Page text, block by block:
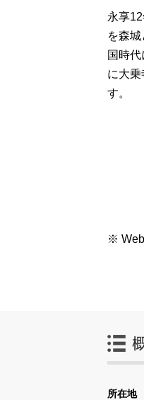
永享
を森
国時
に大
す。
※ Web
所在地